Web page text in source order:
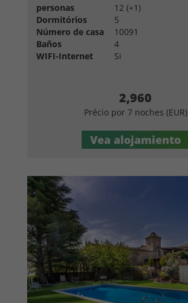
personas
12 (+1)
Dormitórios
5
Número de casa
10091
Baños
4
WIFI-Internet
Si
2,960
Précio por 7 noches (EUR)
Vea alojamiento